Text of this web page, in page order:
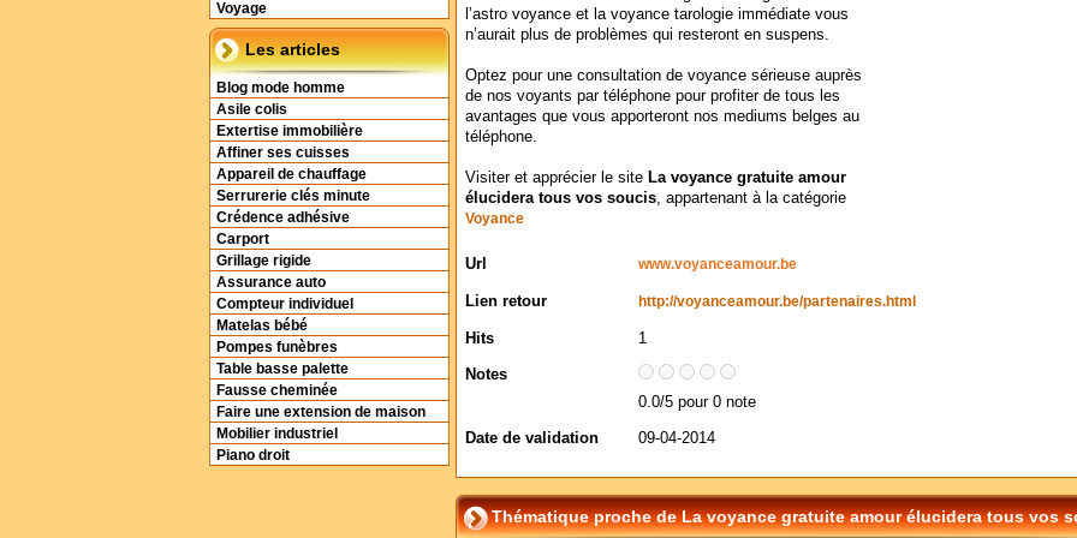
Voyage
Les articles
Blog mode homme
Asile colis
Extertise immobilière
Affiner ses cuisses
Appareil de chauffage
Serrurerie clés minute
Crédence adhésive
Carport
Grillage rigide
Assurance auto
Compteur individuel
Matelas bébé
Pompes funèbres
Table basse palette
Fausse cheminée
Faire une extension de maison
Mobilier industriel
Piano droit
l’astro voyance et la voyance tarologie immédiate vous
n’aurait plus de problèmes qui resteront en suspens.
Optez pour une consultation de voyance sérieuse auprès
de nos voyants par téléphone pour profiter de tous les
avantages que vous apporteront nos mediums belges au
téléphone.
Visiter et apprécier le site La voyance gratuite amour
élucidera tous vos soucis, appartenant à la catégorie
Voyance
Url www.voyanceamour.be
Lien retour http://voyanceamour.be/partenaires.html
Hits
1
Notes
0.0/5 pour 0 note
Date de validation
09-04-2014
Thématique proche de La voyance gratuite amour élucidera tous vos